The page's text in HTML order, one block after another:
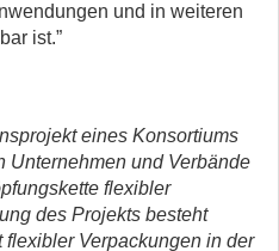
und in weiteren
ist.”
eines Konsortiums
Unternehmen und Verbände
flexibler
des Projekts besteht
Verpackungen in der